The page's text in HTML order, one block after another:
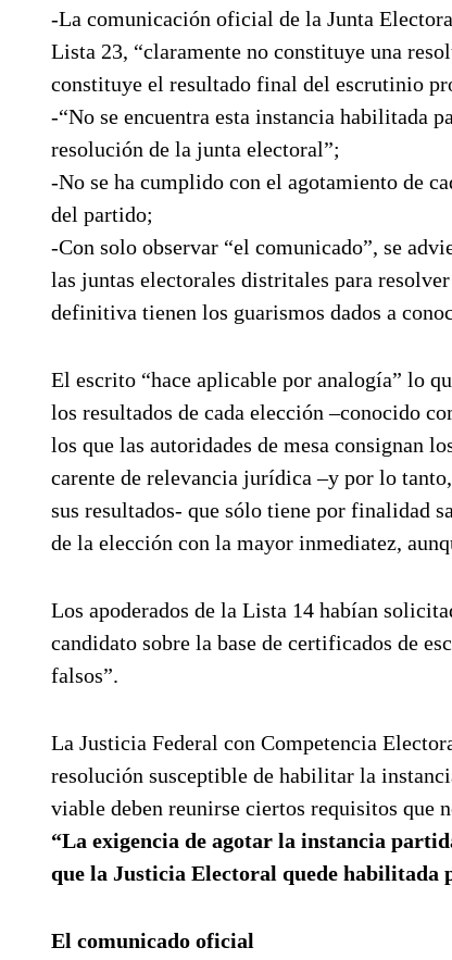
-La comunicación oficial de la Junta
Lista 23, “claramente no constituye una
constituye el resultado final del escrutinio
-“No se encuentra esta instancia habilitada
resolución de la junta electoral”;
-No se ha cumplido con el agotamiento de
del partido;
-Con solo observar “el comunicado”, se
las juntas electorales distritales para
definitiva tienen los guarismos dados a
El escrito “hace aplicable por analogía” lo
los resultados de cada elección –conocido
los que las autoridades de mesa consignan
carente de relevancia jurídica –y por lo
sus resultados- que sólo tiene por finalidad
de la elección con la mayor inmediatez,
Los apoderados de la Lista 14 habían
candidato sobre la base de certificados de
falsos”.
La Justicia Federal con Competencia
resolución susceptible de habilitar la
viable deben reunirse ciertos requisitos que
“La exigencia de agotar la instancia
que la Justicia Electoral quede habilitada
El comunicado oficial